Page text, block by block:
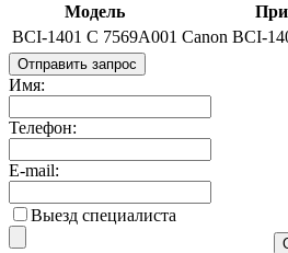
Модель
BCI-1401 C 7569A001 Canon BCI-
Отправить запрос
Имя:
Телефон:
E-mail:
Выезд специалиста